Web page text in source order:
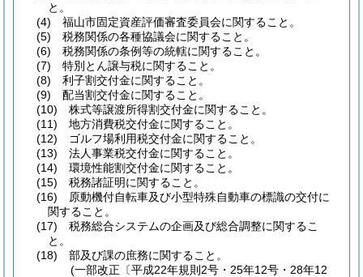
と。
(4)
福山市固定資産評価審査委員会に関すること。
(5)
税務関係の各種協議会に関すること。
(6)
税務関係の条例等の統轄に関すること。
(7)
特別とん譲与税に関すること。
(8)
利子割交付金に関すること。
(9)
配当割交付金に関すること。
(10)
株式等譲渡所得割交付金に関すること。
(11)
地方消費税交付金に関すること。
(12)
ゴルフ場利用税交付金に関すること。
(13)
法人事業税交付金に関すること。
(14)
環境性能割交付金に関すること。
(15)
税務諸証明に関すること。
(16)
原動機付自転車及び小型特殊自動車の標識の交付に
関すること。
(17)
税務総合システムの企画及び総合調整に関するこ
と。
(18)
部及び課の庶務に関すること。
(一部改正〔平成22年規則2号・25年12号・28年12